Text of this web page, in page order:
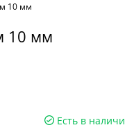
10 мм
10 мм
Есть в